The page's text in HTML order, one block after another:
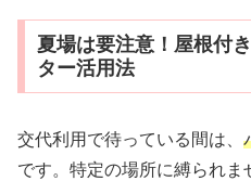
夏場は要注意！屋根付
ター活用法
交代利用で待っている間は、
です。特定の場所に縛られま